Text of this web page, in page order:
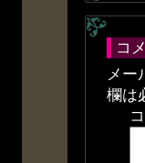
コ
メー
欄は